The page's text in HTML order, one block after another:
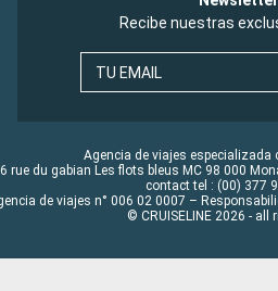
Recibe nuestras
TU EMAIL
Agencia de viajes especializada
rue du gabian Les flots bleus MC 98 000
contact tel : (00) 377
de viajes n° 006 02 0007 –
© CRUISELINE 2026 - all